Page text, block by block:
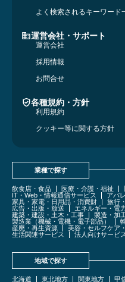
よく検索されるキーワード
運営会社・サポート
運営会社
採用情報
お問合せ
各種規約・方針
利用規約
クッキー等に関する方針
業種で探す
飲食店・食品 医療・介護・福祉
IT・Web・情報通信サービス
アパ
家具・家電・日用品・消費財
旅行
広告・出版・放送
エネルギー・電
建築・建設・土木・工事
製造・加
製造業（機械・電機・電子部品）
産廃・再生資源
美容・セルフケア
生活関連サービス
法人向けサービス
地域で探す
北海道 東北地方 関東地方 甲